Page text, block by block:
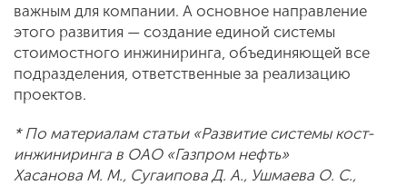
важным для компании. А основное направление
этого развития — создание единой системы
стоимостного инжиниринга, объединяющей все
подразделения, ответственные за реализацию
проектов.
* По материалам статьи «Развитие системы кост-
инжиниринга в ОАО «Газпром нефть»
Хасанова М. М., Сугаипова Д. А., Ушмаева О. С.,